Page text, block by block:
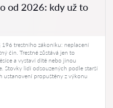
od 2026: kdy už to
trestního zákoníku: neplacení
čin. Trestné zůstává jen to
a vystaví dítě nebo jinou
Stovky lidí odsouzených podle starší
ustanovení propuštěny z výkonu